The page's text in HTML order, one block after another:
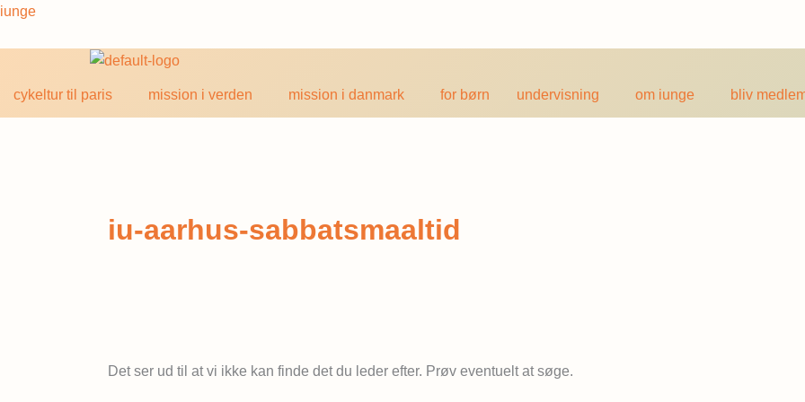
Gå
iunge
cykeltur til paris mission i verden mission i danmark for børn undervisning om iunge bliv
iu-aarhus-sabbatsmaaltid
Det ser ud til at vi ikke kan finde det du leder efter. Prøv eventuelt at søge.